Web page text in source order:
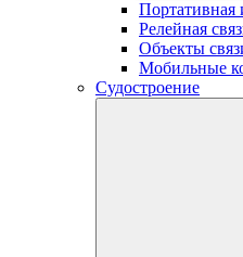
Портативная
Релейная
Объекты
Мобильные
Судостроение